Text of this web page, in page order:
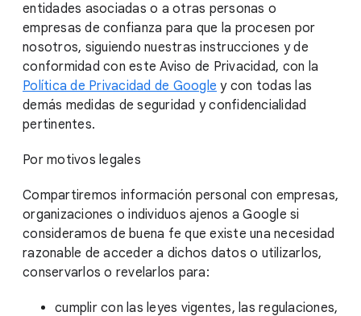
entidades asociadas o a otras personas o
empresas de confianza para que la procesen por
nosotros, siguiendo nuestras instrucciones y de
conformidad con este Aviso de Privacidad, con la
Política de Privacidad de Google y con todas las
demás medidas de seguridad y confidencialidad
pertinentes.
Por motivos legales
Compartiremos información personal con empresas,
organizaciones o individuos ajenos a Google si
consideramos de buena fe que existe una necesidad
razonable de acceder a dichos datos o utilizarlos,
conservarlos o revelarlos para:
cumplir con las leyes vigentes, las regulaciones,